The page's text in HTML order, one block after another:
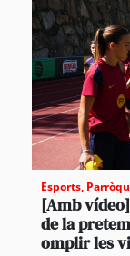
Esports,
[Amb
de la
omplir les